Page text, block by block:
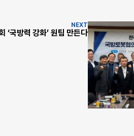
‘국방력 강화’ 원팀 만든다
NEXT